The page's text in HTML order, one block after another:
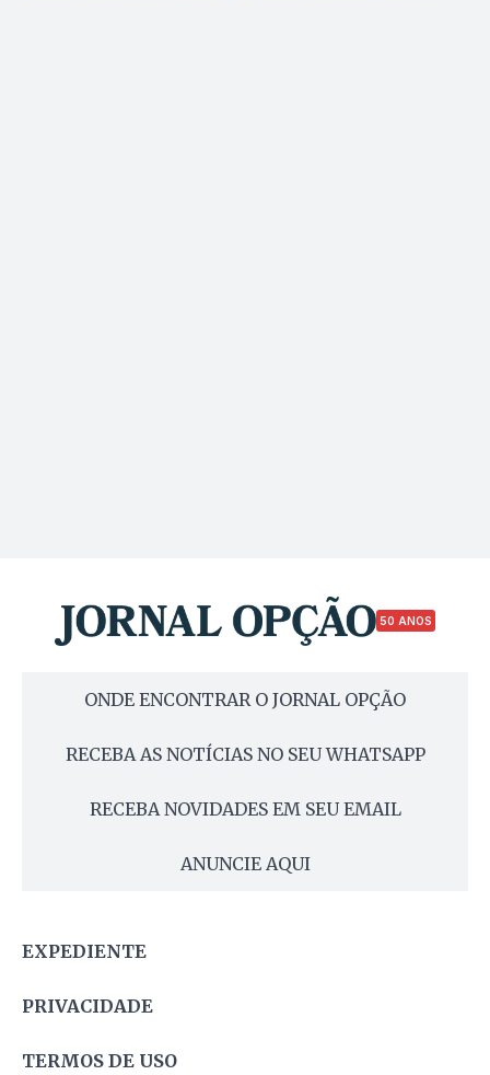
50 ANOS
ONDE ENCONTRAR O JORNAL OPÇÃO
RECEBA AS NOTÍCIAS NO SEU WHATSAPP
RECEBA NOVIDADES EM SEU EMAIL
ANUNCIE AQUI
EXPEDIENTE
PRIVACIDADE
TERMOS DE USO